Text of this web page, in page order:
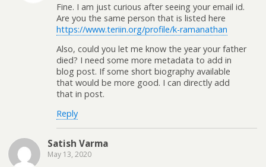
Fine. I am just curious after seeing your email id.
Are you the same person that is listed here
https://www.teriin.org/profile/k-ramanathan
Also, could you let me know the year your father
died? I need some more metadata to add in
blog post. If some short biography available
that would be more good. I can directly add
that in post.
Reply
Satish Varma
May 13, 2020